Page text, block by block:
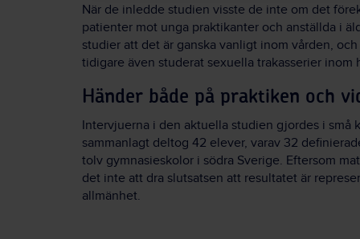
När de inledde studien visste de inte om det
patienter mot unga praktikanter och anställda i
studier att det är ganska vanligt inom vården,
tidigare även studerat sexuella trakasserier inom
Händer både på praktiken och
Intervjuerna i den aktuella studien gjordes i små
sammanlagt deltog 42 elever, varav 32
tolv gymnasieskolor i södra Sverige. Eftersom
det inte att dra slutsatsen att resultatet är
allmänhet.